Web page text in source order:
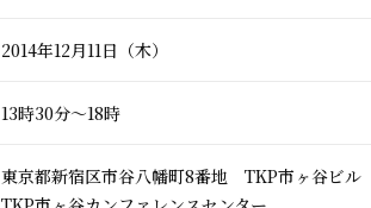
2014年12月11日（木）
13時30分～18時
東京都新宿区市谷八幡町8番地 TKP市ヶ谷ビル